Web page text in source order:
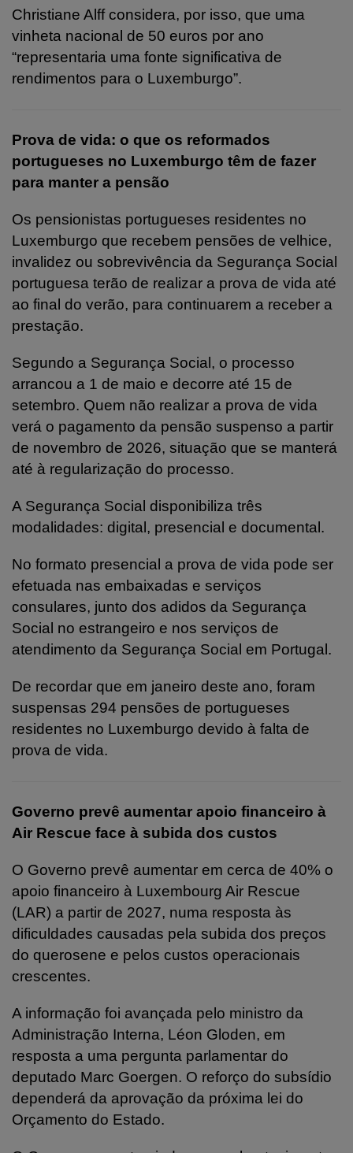
Christiane Alff considera, por isso, que uma
vinheta nacional de 50 euros por ano
“representaria uma fonte significativa de
rendimentos para o Luxemburgo”.
Prova de vida: o que os reformados
portugueses no Luxemburgo têm de fazer
para manter a pensão
Os pensionistas portugueses residentes no
Luxemburgo que recebem pensões de velhice,
invalidez ou sobrevivência da Segurança Social
portuguesa terão de realizar a prova de vida até
ao final do verão, para continuarem a receber a
prestação.
Segundo a Segurança Social, o processo
arrancou a 1 de maio e decorre até 15 de
setembro. Quem não realizar a prova de vida
verá o pagamento da pensão suspenso a partir
de novembro de 2026, situação que se manterá
até à regularização do processo.
A Segurança Social disponibiliza três
modalidades: digital, presencial e documental.
No formato presencial a prova de vida pode ser
efetuada nas embaixadas e serviços
consulares, junto dos adidos da Segurança
Social no estrangeiro e nos serviços de
atendimento da Segurança Social em Portugal.
De recordar que em janeiro deste ano, foram
suspensas 294 pensões de portugueses
residentes no Luxemburgo devido à falta de
prova de vida.
Governo prevê aumentar apoio financeiro à
Air Rescue face à subida dos custos
O Governo prevê aumentar em cerca de 40% o
apoio financeiro à Luxembourg Air Rescue
(LAR) a partir de 2027, numa resposta às
dificuldades causadas pela subida dos preços
do querosene e pelos custos operacionais
crescentes.
A informação foi avançada pelo ministro da
Administração Interna, Léon Gloden, em
resposta a uma pergunta parlamentar do
deputado Marc Goergen. O reforço do subsídio
dependerá da aprovação da próxima lei do
Orçamento do Estado.